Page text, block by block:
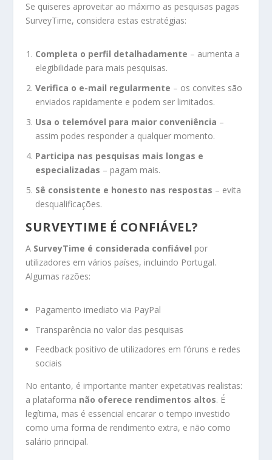
Se quiseres aproveitar ao máximo as pesquisas pagas
SurveyTime, considera estas estratégias:
Completa o perfil detalhadamente – aumenta a
elegibilidade para mais pesquisas.
Verifica o e-mail regularmente – os convites são
enviados rapidamente e podem ser limitados.
Usa o telemóvel para maior conveniência –
assim podes responder a qualquer momento.
Participa nas pesquisas mais longas e
especializadas – pagam mais.
Sê consistente e honesto nas respostas – evita
desqualificações.
SURVEYTIME É CONFIÁVEL?
A SurveyTime é considerada confiável por
utilizadores em vários países, incluindo Portugal.
Algumas razões:
Pagamento imediato via PayPal
Transparência no valor das pesquisas
Feedback positivo de utilizadores em fóruns e redes
sociais
No entanto, é importante manter expetativas realistas:
a plataforma não oferece rendimentos altos. É
legítima, mas é essencial encarar o tempo investido
como uma forma de rendimento extra, e não como
salário principal.